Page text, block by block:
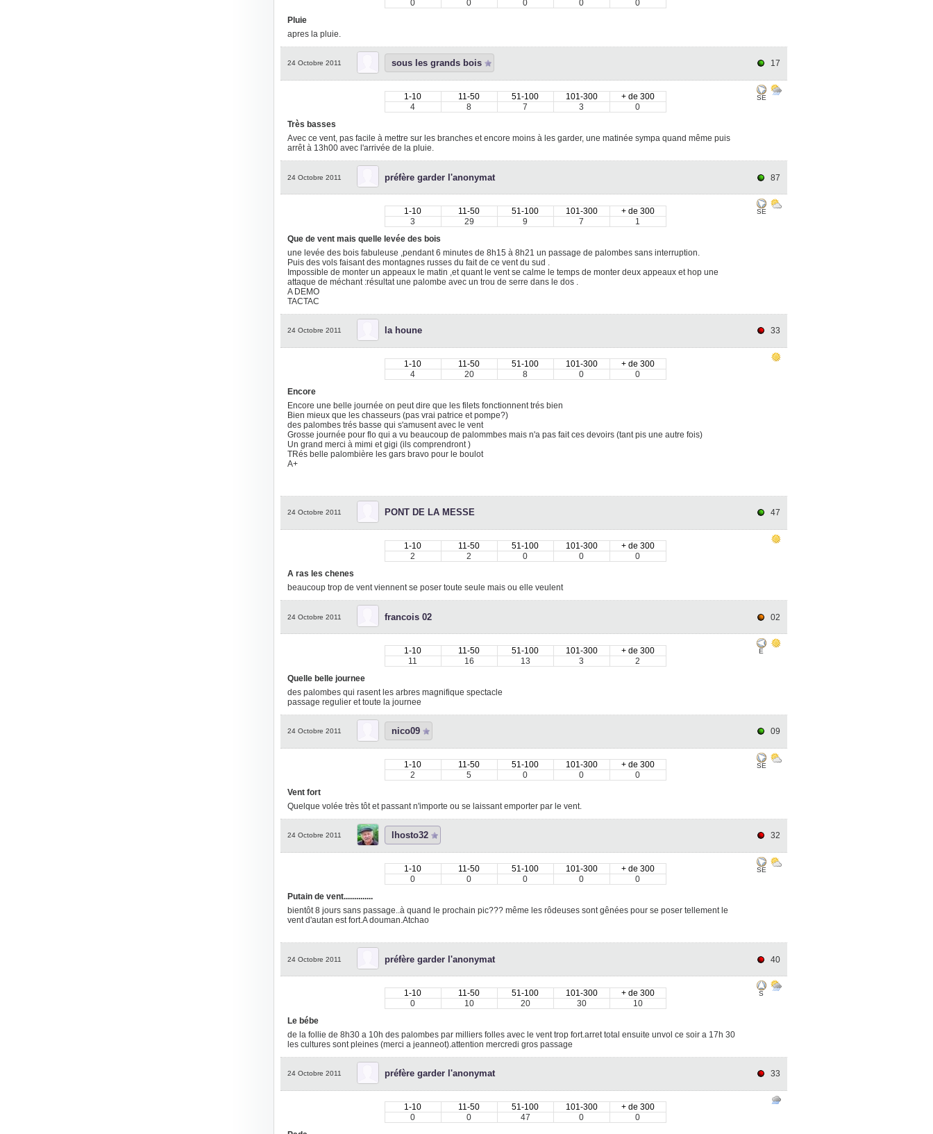
0
0 0 0
0
Pluie
apres la pluie.
24 Octobre 2011 sous les grands bois 17
1-10 11-50 51-100 101-300
+ de 300
4
8 7 3
0
Très basses
Avec ce vent, pas facile à mettre sur les branches et encore moins à les garder, une matinée sympa quand même puis
arrêt à 13h00 avec l'arrivée de la pluie.
SE
24 Octobre 2011 préfère garder l'anonymat 87
1-10 11-50 51-100 101-300
+ de 300
3
29 9 7
1
Que de vent mais quelle levée des bois
une levée des bois fabuleuse ,pendant 6 minutes de 8h15 à 8h21 un passage de palombes sans interruption.
Puis des vols faisant des montagnes russes du fait de ce vent du sud .
Impossible de monter un appeaux le matin ,et quant le vent se calme le temps de monter deux appeaux et hop une
attaque de méchant :résultat une palombe avec un trou de serre dans le dos .
A DEMO
TACTAC
SE
24 Octobre 2011 la houne 33
1-10 11-50 51-100 101-300
+ de 300
4
20 8 0
0
Encore
Encore une belle journée on peut dire que les filets fonctionnent trés bien
Bien mieux que les chasseurs (pas vrai patrice et pompe?)
des palombes trés basse qui s'amusent avec le vent
Grosse journée pour flo qui a vu beaucoup de palommbes mais n'a pas fait ces devoirs (tant pis une autre fois)
Un grand merci à mimi et gigi (ils comprendront )
TRés belle palombière les gars bravo pour le boulot
A+
24 Octobre 2011 PONT DE LA MESSE 47
1-10 11-50 51-100 101-300
+ de 300
2
2 0 0
0
A ras les chenes
beaucoup trop de vent viennent se poser toute seule mais ou elle veulent
24 Octobre 2011 francois 02 02
1-10 11-50 51-100 101-300
+ de 300
11
16 13 3
2
Quelle belle journee
des palombes qui rasent les arbres magnifique spectacle
passage regulier et toute la journee
E
24 Octobre 2011 nico09 09
1-10 11-50 51-100 101-300
+ de 300
2
5 0 0
0
Vent fort
Quelque volée très tôt et passant n'importe ou se laissant emporter par le vent.
SE
24 Octobre 2011 lhosto32 32
1-10 11-50 51-100 101-300
+ de 300
0
0 0 0
0
Putain de vent..............
bientôt 8 jours sans passage..à quand le prochain pic??? même les rôdeuses sont gênées pour se poser tellement le
vent d'autan est fort.A douman.Atchao
SE
24 Octobre 2011 préfère garder l'anonymat 40
1-10 11-50 51-100 101-300
+ de 300
0
10 20 30
10
Le bébe
de la follie de 8h30 a 10h des palombes par milliers folles avec le vent trop fort.arret total ensuite unvol ce soir a 17h 30
les cultures sont pleines (merci a jeanneot).attention mercredi gros passage
S
24 Octobre 2011 préfère garder l'anonymat 33
1-10 11-50 51-100 101-300
+ de 300
0
0 47 0
0